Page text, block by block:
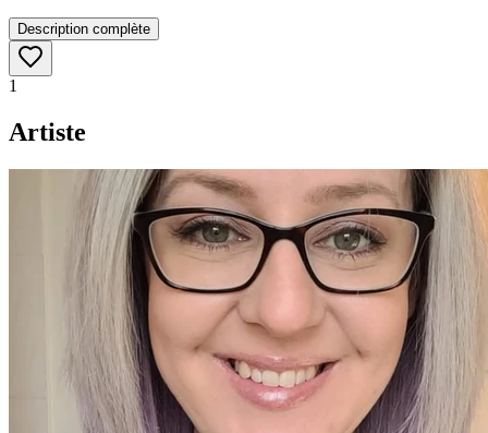
any space with its natural beauty and elegance.
Description complète
1
Artiste